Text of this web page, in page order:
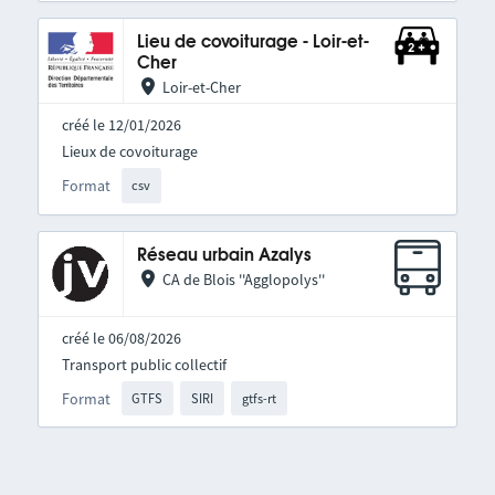
Lieu de covoiturage - Loir-et-
Cher
Loir-et-Cher
créé le 12/01/2026
Format csv
Lieux de covoiturage
Réseau urbain Azalys
CA de Blois ''Agglopolys''
créé le 06/08/2026
Format GTFS SIRI gtfs-rt
Transport public collectif